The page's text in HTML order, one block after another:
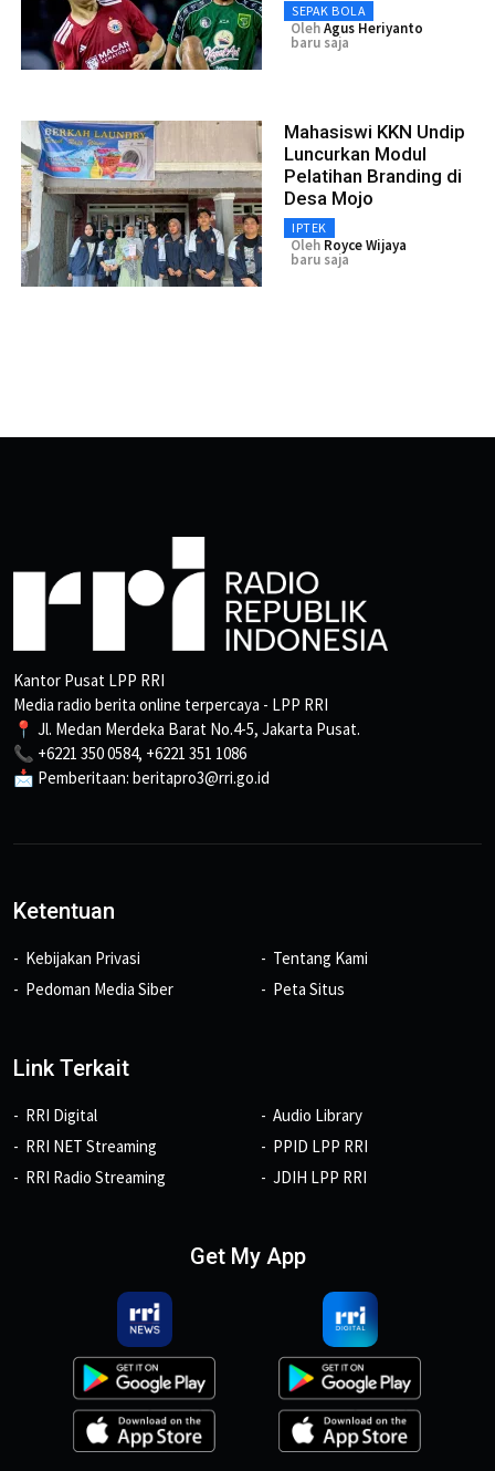
SEPAK BOLA
OlehAgus Heriyanto
baru saja
Mahasiswi KKN Undip
Luncurkan Modul
Pelatihan Branding di
Desa Mojo
IPTEK
Oleh Royce Wijaya
baru saja
Kantor Pusat LPP RRI
Media radio berita online terpercaya - LPP RRI
📍 Jl. Medan Merdeka Barat No.4-5, Jakarta Pusat.
📞 +6221 350 0584, +6221 351 1086
📩 Pemberitaan: beritapro3@rri.go.id
Ketentuan
Kebijakan Privasi
Pedoman Media Siber
Tentang Kami
Peta Situs
Link Terkait
RRI Digital
RRI NET Streaming
RRI Radio Streaming
Audio Library
PPID LPP RRI
JDIH LPP RRI
Get My App